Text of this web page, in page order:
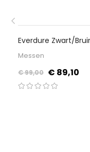
L 26.8 Cm